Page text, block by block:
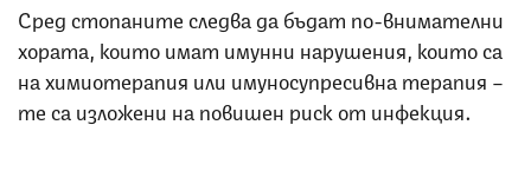
Сред стопаните следва да бъдат по-внимателни
хората, които имат имунни нарушения, които са
на химиотерапия или имуносупресивна терапия –
те са изложени на повишен риск от инфекция.